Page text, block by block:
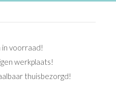
in voorraad!
werkplaats!
thuisbezorgd!